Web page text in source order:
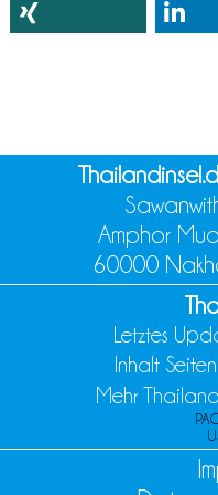
Amphor
60000
Letztes
Inhalt
Mehr